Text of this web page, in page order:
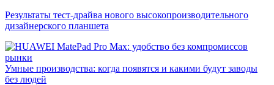
Результаты тест-драйва нового высокопроизводительного
дизайнерского планшета
рынки
Умные производства: когда появятся и какими будут заводы
без людей